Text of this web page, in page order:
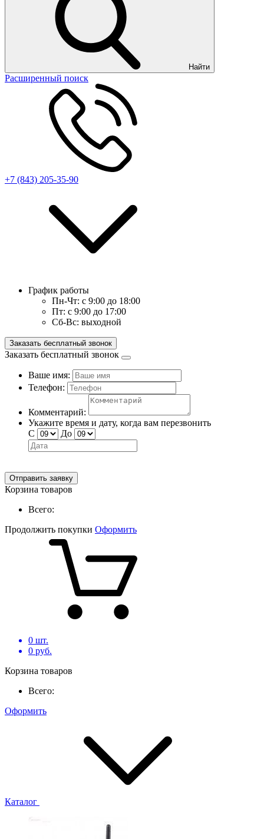
Найти
Расширенный поиск
+7 (843) 205-35-90
График работы
Пн-Чт: с 9:00 до 18:00
Пт: с 9:00 до 17:00
Сб-Вс: выходной
Заказать бесплатный звонок
Заказать бесплатный звонок
Ваше имя:
Телефон:
Комментарий:
Укажите время и дату, когда вам перезвонить
С
До
Отправить заявку
Корзина товаров
Всего:
Продолжить покупки Оформить
0 шт.
0 руб.
Корзина товаров
Всего:
Оформить
Каталог